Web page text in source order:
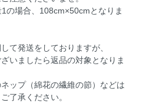
の場合、108cm×50cmとなりま
て発送をしておりますが、
いましたら返品の対象となりま
ップ（綿花の繊維の節）などは
了承ください。